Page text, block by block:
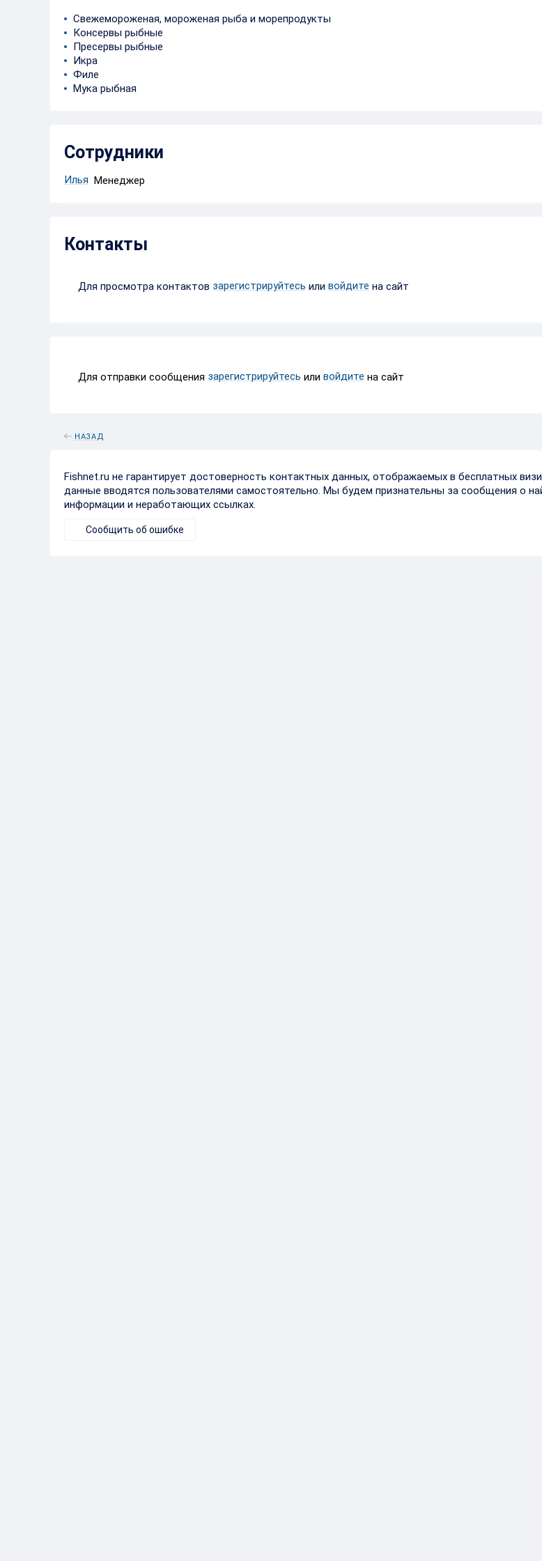
Свежемороженая, мороженая рыба и морепродукты
Консервы рыбные
Пресервы рыбные
Икра
Филе
Мука рыбная
Сотрудники
Илья Менеджер
Контакты
Для просмотра контактов зарегистрируйтесь или войдите на сайт
Для отправки сообщения зарегистрируйтесь или войдите на сайт
НАЗАД
Fishnet.ru не гарантирует достоверность контактных данных, отображаемых в бесплатных
данные вводятся пользователями самостоятельно. Мы будем признательны за сообщения о
информации и неработающих ссылках.
Сообщить об ошибке